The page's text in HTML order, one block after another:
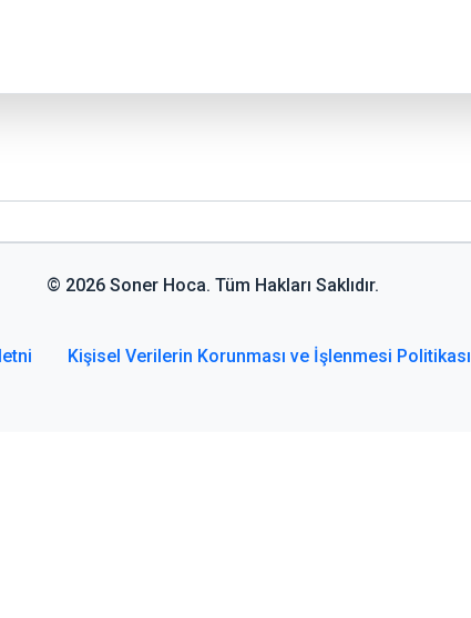
© 2026 Soner Hoca. Tüm Hakları Saklıdır.
Kişisel Verilerin Korunması ve İşlenmesi Politikası